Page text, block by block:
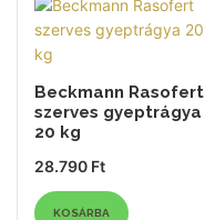
Beckmann Rasofert
szerves gyeptrágya
20 kg
28.790 Ft
KOSÁRBA